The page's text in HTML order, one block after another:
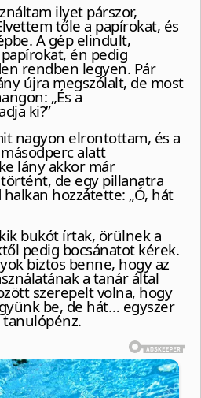
ilyet párszor,
tőle a papírokat, és
A gép elindult,
én pedig
rendben legyen. Pár
újra megszólalt, de most
„És a
ki?”
nagyon elrontottam, és a
alatt
lány akkor már
de egy pillanatra
hozzátette: „Ó, hát
bukót írtak, örülnek a
pedig bocsánatot kérek.
biztos benne, hogy az
a tanár által
szerepelt volna, hogy
be, de hát… egyszer